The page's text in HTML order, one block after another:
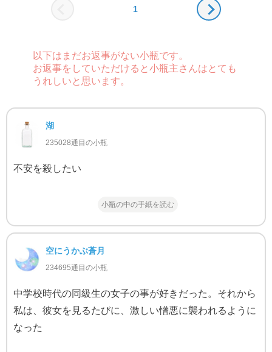
1
以下はまだお返事がない小瓶です。
お返事をしていただけると小瓶主さんはとても
うれしいと思います。
湖
235028通目の小瓶
不安を殺したい
小瓶の中の手紙を読む
空にうかぶ蒼月
234695通目の小瓶
中学校時代の同級生の女子の事が好きだった。それから
私は、彼女を見るたびに、激しい憎悪に襲われるように
なった